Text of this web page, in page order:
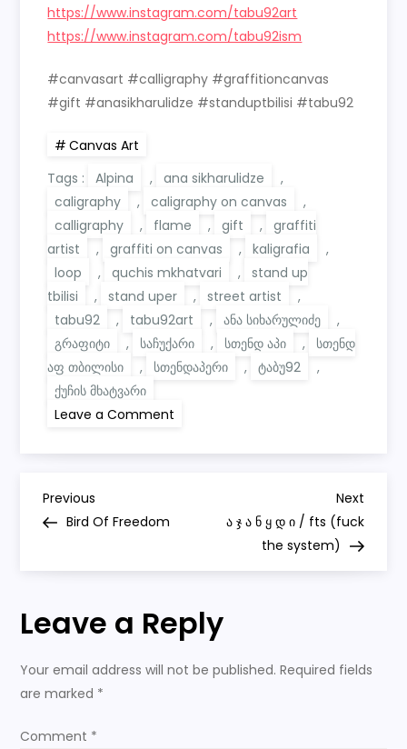
https://www.instagram.com/tabu92art
https://www.instagram.com/tabu92ism
#canvasart #calligraphy #graffitioncanvas
#gift #anasikharulidze #standuptbilisi #tabu92
Canvas Art
Tags :
Alpina , ana sikharulidze
,
caligraphy
, caligraphy on canvas
,
calligraphy
, flame , gift ,
graffiti
artist
, graffiti on canvas , kaligrafia
,
loop
, quchis mkhatvari ,
stand up
tbilisi
, stand uper , street artist
,
tabu92
, tabu92art , ანა სიხარულიძე
,
გრაფიტი
, საჩუქარი , სთენდ აპი ,
სთენდ
აფ თბილისი
, სთენდაპერი , ტაბუ92
,
ქუჩის მხატვარი
Leave a Comment
Ana
სიხარულიძეს
P
t
n
Previous
Post
Previous
Bird Of Freedom
Next
Post
Next
ა ჯ ა ნ ყ დ ი / fts (fuck
the system)
Leave a Reply
Your email address will not be published. Required fields
are marked *
Comment *